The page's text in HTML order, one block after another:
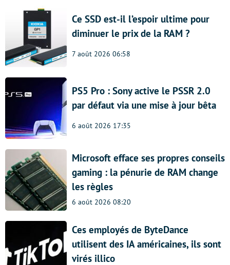
Ce SSD est-il l’espoir ultime pour
diminuer le prix de la RAM ?
7 août 2026 06:58
PS5 Pro : Sony active le PSSR 2.0
par défaut via une mise à jour bêta
6 août 2026 17:35
Microsoft efface ses propres conseils
gaming : la pénurie de RAM change
les règles
6 août 2026 08:20
Ces employés de ByteDance
utilisent des IA américaines, ils sont
virés illico